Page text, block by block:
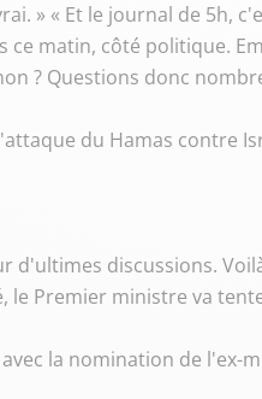
» « Et le journal de 5h,
ce matin, côté politique.
? Questions donc
du Hamas contre
d'ultimes discussions.
le Premier ministre va
la nomination de l'ex-